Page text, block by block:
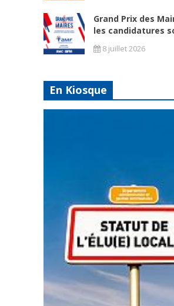
Grand Prix des
les candidatures
8 juillet 2026
En Kiosque